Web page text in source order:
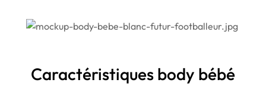
Caractéristiques body bébé